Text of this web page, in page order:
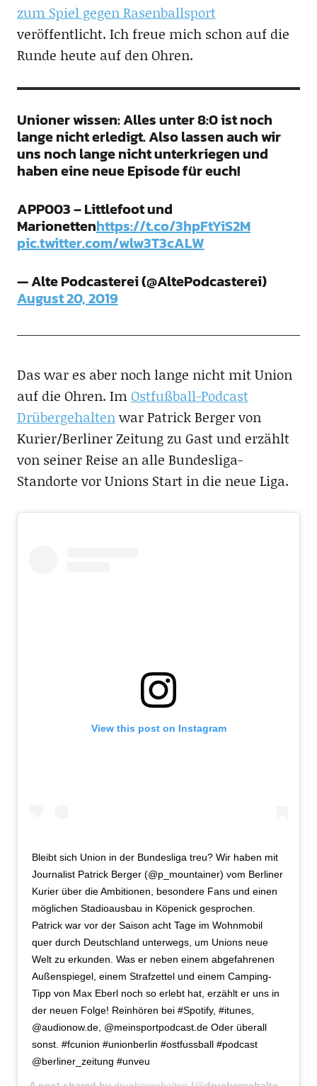
zum Spiel gegen Rasenballsport
veröffentlicht. Ich freue mich schon auf die
Runde heute auf den Ohren.
Unioner wissen: Alles unter 8:0 ist noch
lange nicht erledigt. Also lassen auch wir
uns noch lange nicht unterkriegen und
haben eine neue Episode für euch!
APP003 – Littlefoot und
Marionettenhttps://t.co/3hpFtYiS2M
pic.twitter.com/wlw3T3cALW
— Alte Podcasterei (@AltePodcasterei)
August 20, 2019
Das war es aber noch lange nicht mit Union
auf die Ohren. Im Ostfußball-Podcast
Drübergehaltenwar Patrick Berger von
Kurier/Berliner Zeitung zu Gast und erzählt
von seiner Reise an alle Bundesliga-
Standorte vor Unions Start in die neue Liga.
View this post on Instagram
Bleibt sich Union in der Bundesliga treu? Wir haben mit
Journalist Patrick Berger (@p_mountainer) vom Berliner
Kurier über die Ambitionen, besondere Fans und einen
möglichen Stadioausbau in Köpenick gesprochen.
Patrick war vor der Saison acht Tage im Wohnmobil
quer durch Deutschland unterwegs, um Unions neue
Welt zu erkunden. Was er neben einem abgefahrenen
Außenspiegel, einem Strafzettel und einem Camping-
Tipp von Max Eberl noch so erlebt hat, erzählt er uns in
der neuen Folge! Reinhören bei #Spotify, #itunes,
@audionow.de, @meinsportpodcast.de Oder überall
sonst. #fcunion #unionberlin #ostfussball #podcast
@berliner_zeitung #unveu